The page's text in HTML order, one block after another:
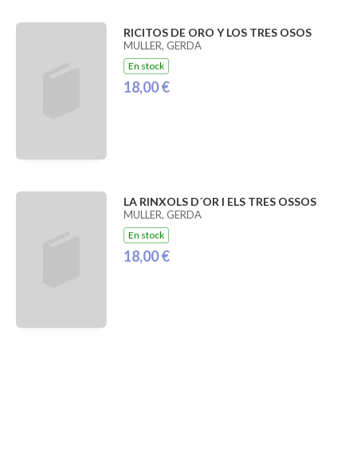
RICITOS DE ORO Y LOS TRES OSOS
MULLER, GERDA
En stock
18,00 €
LA RINXOLS D´OR I ELS TRES OSSOS
MULLER, GERDA
En stock
18,00 €